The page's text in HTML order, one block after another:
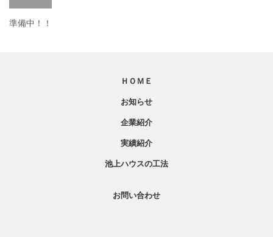
準備中！！
ＨＯＭＥ
お知らせ
企業紹介
実績紹介
池上ハウスの工法
お問い合わせ